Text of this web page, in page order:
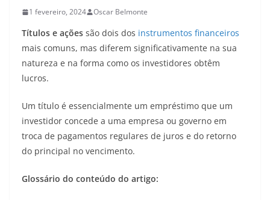
1 fevereiro, 2024 Oscar Belmonte
Títulos e ações são dois dos instrumentos financeiros
mais comuns, mas diferem significativamente na sua
natureza e na forma como os investidores obtêm
lucros.
Um título é essencialmente um empréstimo que um
investidor concede a uma empresa ou governo em
troca de pagamentos regulares de juros e do retorno
do principal no vencimento.
Glossário do conteúdo do artigo: